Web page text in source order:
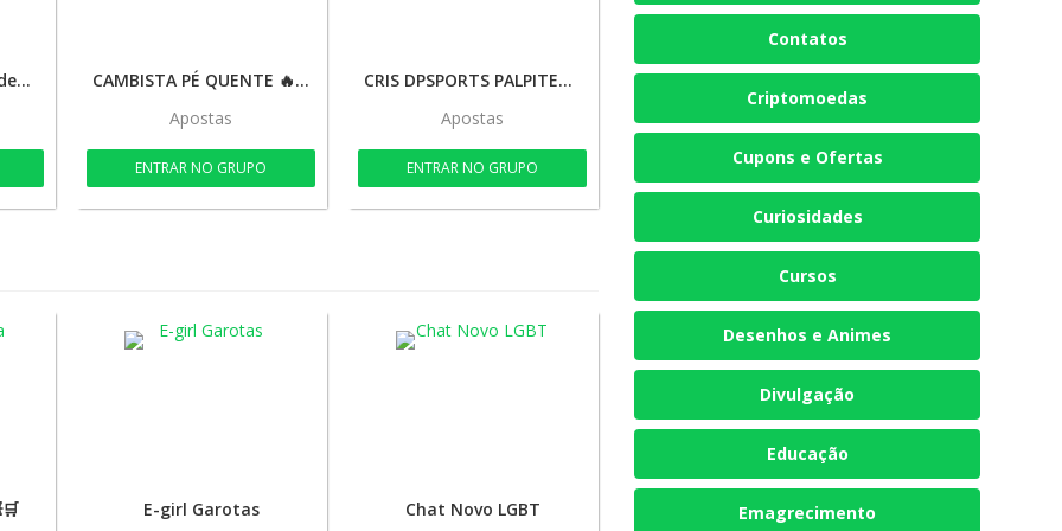
Canal Whatsapp Linkdegrupos.net
CAMBISTA PÉ QUENTE 🔥💰🍀🚀
Apostas
ENTRAR NO GRUPO
CRIS DPSPORTS PALPITES🔥🍀💰🚀
Apostas
ENTRAR NO GRUPO
E-girl Garotas Chat Novo LGBT
Contatos
Criptomoedas
Cupons e Ofertas
Curiosidades
Cursos
Desenhos e Animes
Divulgação
Educação
Emagrecimento